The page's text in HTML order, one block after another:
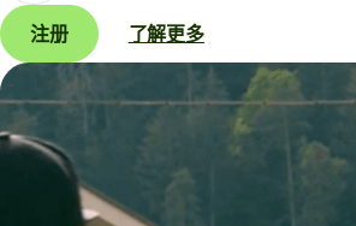
注册 了解更多